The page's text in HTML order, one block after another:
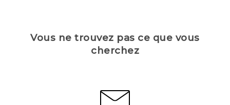
Vous ne trouvez pas ce que vous
cherchez